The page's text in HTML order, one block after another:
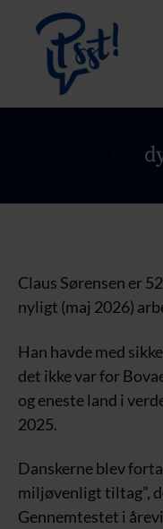
Claus Sørensen er
nyligt (maj 2026)
Han havde med
det ikke var for
og eneste land i
2025.
Danskerne blev
miljøvenligt tiltag”,
Gennemtestet i